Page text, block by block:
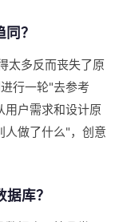
？
太多反而丧失了原
行一轮"去参考
用户需求和设计原
人做了什么"，创意
库？